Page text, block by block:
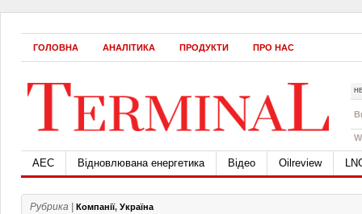
ГОЛОВНА АНАЛІТИКА ПРОДУКТИ ПРО НАС
АЕС Відновлювана енергетика Відео Oilreview
Рубрика | Компанії, Україна